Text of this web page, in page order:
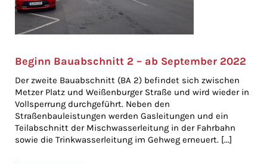
Beginn Bauabschnitt 2 – ab September 2022
Der zweite Bauabschnitt (BA 2) befindet sich zwischen
Metzer Platz und Weißenburger Straße und wird wieder in
Vollsperrung durchgeführt. Neben den
Straßenbauleistungen werden Gasleitungen und ein
Teilabschnitt der Mischwasserleitung in der Fahrbahn
sowie die Trinkwasserleitung im Gehweg erneuert. [...]